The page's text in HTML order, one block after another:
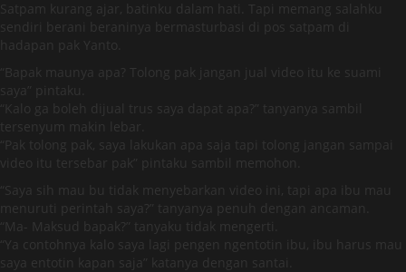
Satpam kurang ajar, batinku dalam hati. Tapi memang salahku
sendiri berani beraninya bermasturbasi di pos satpam di
hadapan pak Yanto.
“Bapak maunya apa? Tolong pak jangan jual video itu ke suami
saya” pintaku.
“Kalo ga boleh dijual trus saya dapat apa?” tanyanya sambil
tersenyum makin lebar.
“Pak tolong pak, saya lakukan apa saja tapi tolong jangan sampai
video itu tersebar pak” pintaku sambil memohon.
“Saya sih mau bu tidak menyebarkan video ini, tapi apa ibu mau
menuruti perintah saya?” tanyanya penuh dengan ancaman.
“Ma- Maksud bapak?” tanyaku tidak mengerti.
“Ya contohnya kalo saya lagi pengen ngentotin ibu, ibu harus mau
saya entotin kapan saja” katanya dengan santai.